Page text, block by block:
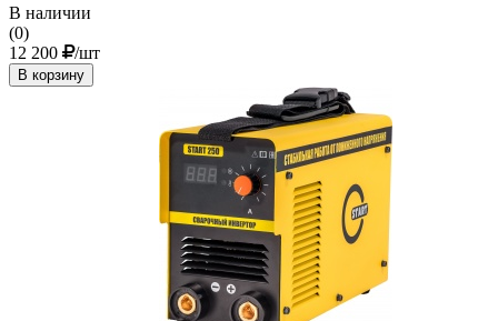
В наличии
(0)
12 200
/шт
В корзину